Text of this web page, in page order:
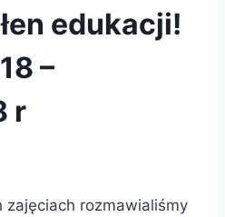
edukacji!
–
r
zajęciach rozmawialiśmy